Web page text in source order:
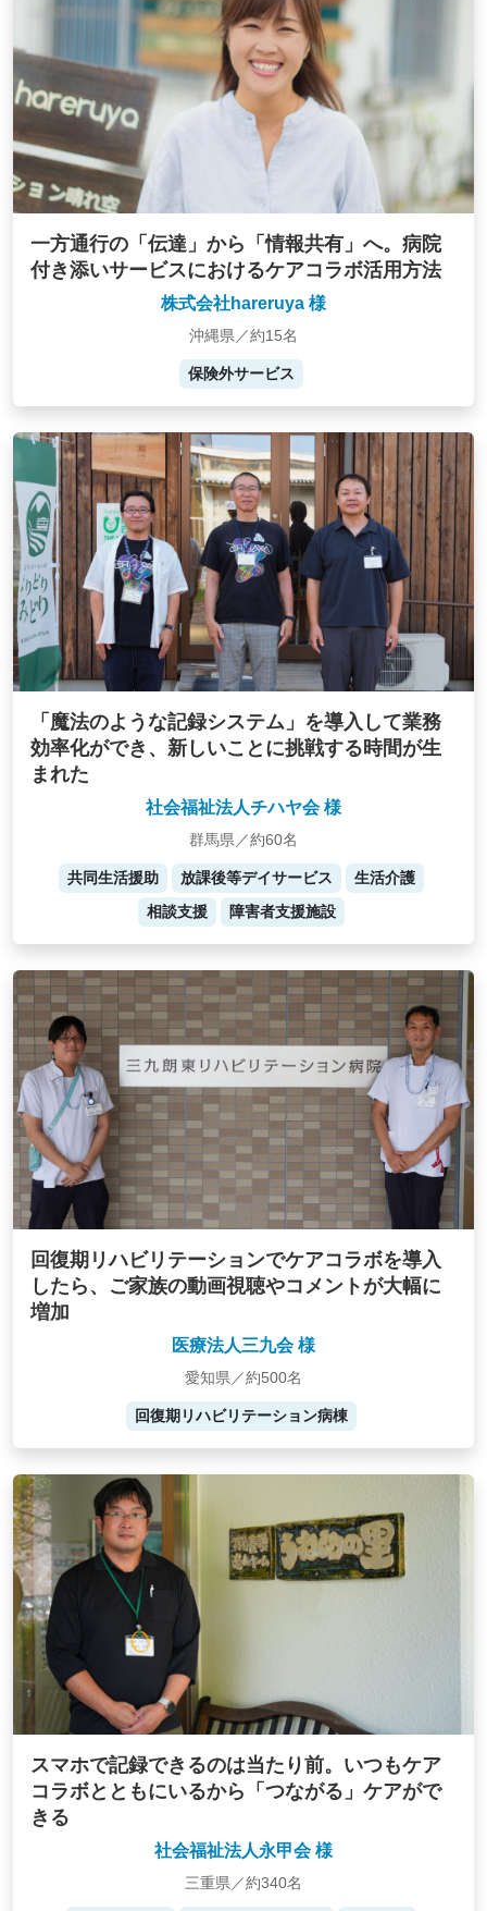
一方通行の「伝達」から「情報共有」へ。病院
付き添いサービスにおけるケアコラボ活用方法
株式会社hareruya 様
沖縄県／約15名
保険外サービス
「魔法のような記録システム」を導入して業務
効率化ができ、新しいことに挑戦する時間が生
まれた
社会福祉法人チハヤ会 様
群馬県／約60名
共同生活援助 放課後等デイサービス
生活介護
相談支援
障害者支援施設
回復期リハビリテーションでケアコラボを導入
したら、ご家族の動画視聴やコメントが大幅に
増加
医療法人三九会 様
愛知県／約500名
回復期リハビリテーション病棟
スマホで記録できるのは当たり前。いつもケア
コラボとともにいるから「つながる」ケアがで
きる
社会福祉法人永甲会 様
三重県／約340名